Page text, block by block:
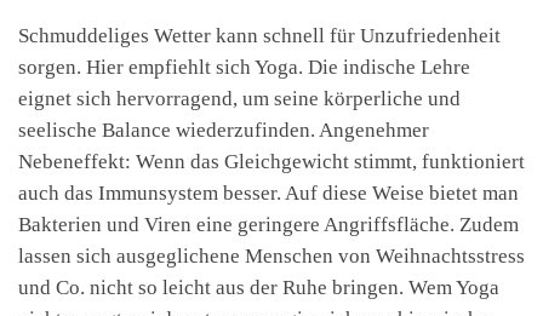
Schmuddeliges Wetter kann schnell für Unzufriedenheit
sorgen. Hier empfiehlt sich Yoga. Die indische Lehre
eignet sich hervorragend, um seine körperliche und
seelische Balance wiederzufinden. Angenehmer
Nebeneffekt: Wenn das Gleichgewicht stimmt, funktioniert
auch das Immunsystem besser. Auf diese Weise bietet man
Bakterien und Viren eine geringere Angriffsfläche. Zudem
lassen sich ausgeglichene Menschen von Weihnachtsstress
und Co. nicht so leicht aus der Ruhe bringen. Wem Yoga